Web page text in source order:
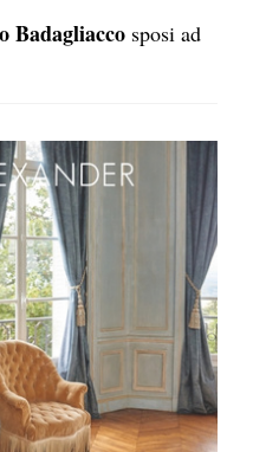
Badagliacco sposi ad